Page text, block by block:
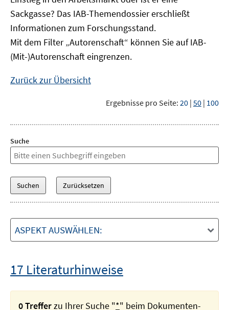
Sackgasse? Das IAB-Themendossier erschließt
Informationen zum Forschungsstand.
Mit dem Filter „Autorenschaft“ können Sie auf IAB-
(Mit-)Autorenschaft eingrenzen.
Zurück zur Übersicht
Ergebnisse pro Seite: 20 | 50 | 100
Suche
ASPEKT AUSWÄHLEN:
17 Literaturhinweise
0 Trefferzu Ihrer Suche "*" beim Dokumenten-